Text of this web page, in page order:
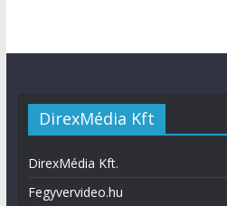
DirexMédia Kft
DirexMédia Kft.
Fegyvervideo.hu